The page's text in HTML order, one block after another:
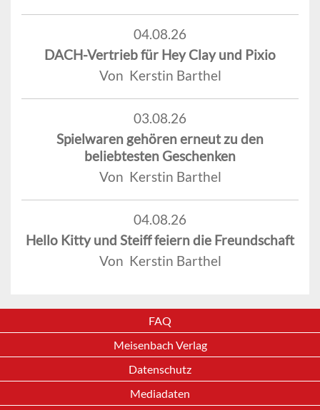
04.08.26
DACH-Vertrieb für Hey Clay und Pixio
Von Kerstin Barthel
03.08.26
Spielwaren gehören erneut zu den
beliebtesten Geschenken
Von Kerstin Barthel
04.08.26
Hello Kitty und Steiff feiern die Freundschaft
Von Kerstin Barthel
FAQ
Meisenbach Verlag
Datenschutz
Mediadaten